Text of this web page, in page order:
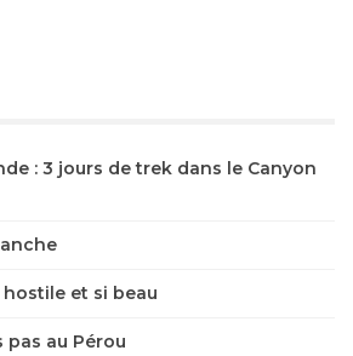
: 3 jours de trek dans le Canyon
hostile et si beau
pas au Pérou